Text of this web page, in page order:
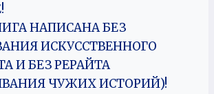
НАПИСАНА БЕЗ
ИСКУССТВЕННОГО
И БЕЗ РЕРАЙТА
ЧУЖИХ ИСТОРИЙ)!